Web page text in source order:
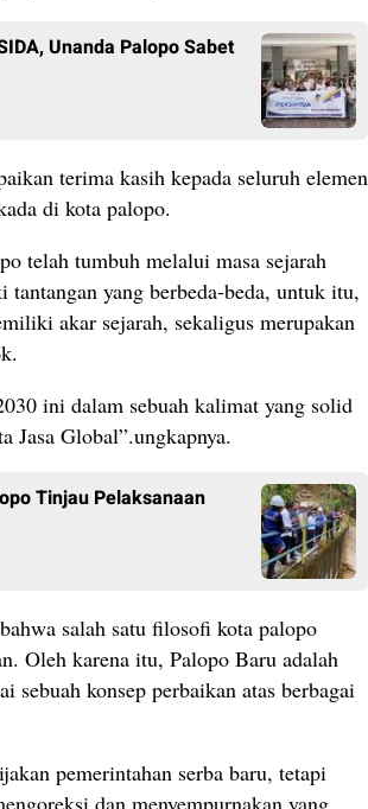
Unanda Palopo Sabet
terima kasih kepada seluruh elemen
di kota palopo.
telah tumbuh melalui masa sejarah
yang berbeda-beda, untuk itu,
akar sejarah, sekaligus merupakan
ini dalam sebuah kalimat yang solid
Jasa Global”.ungkapnya.
Tinjau Pelaksanaan
salah satu filosofi kota palopo
Oleh karena itu, Palopo Baru adalah
sebuah konsep perbaikan atas berbagai
pemerintahan serba baru, tetapi
dan menyempurnakan yang